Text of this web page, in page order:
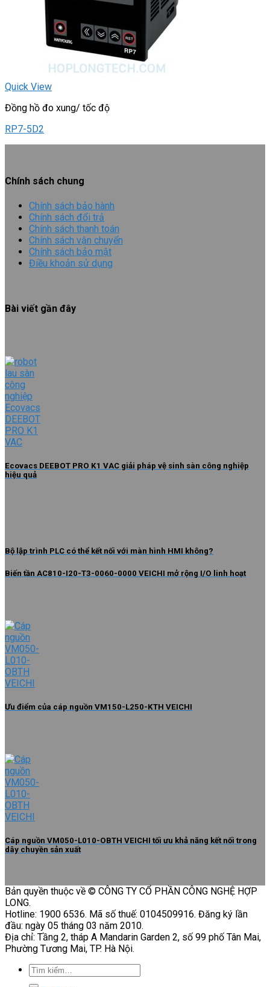
Quick View
Đồng hồ đo xung/ tốc độ
RP7-5D2
Chính sách chung
Chính sách bảo hành
Chính sách đổi trả
Chính sách thanh toán
Chính sách vận chuyển
Chính sách bảo mật
Điều khoản sử dụng
Bài viết gần đây
Ecovacs DEEBOT PRO K1 VAC giải pháp vệ sinh sàn công nghiệp
hiệu quả
Bộ lập trình PLC có thể kết nối với màn hình HMI không?
Biến tần AC810-I20-T3-0060-0000 VEICHI mở rộng I/O linh hoạt
Ưu điểm của cáp nguồn VM150-L250-KTH VEICHI
Cáp nguồn VM050-L010-OBTH VEICHI tối ưu khả năng kết nối trong
dây chuyền sản xuất
Bản quyền thuộc về © CÔNG TY CỔ PHẦN CÔNG NGHỆ HỢP
LONG.
Hotline: 1900 6536. Mã số thuế: 0104509916. Đăng ký lần
đầu: ngày 05 tháng 03 năm 2010.
Địa chỉ: Tầng 2, tháp A Mandarin Garden 2, số 99 phố Tân Mai,
Phường Tương Mai, TP. Hà Nội.
Tìm
kiếm: